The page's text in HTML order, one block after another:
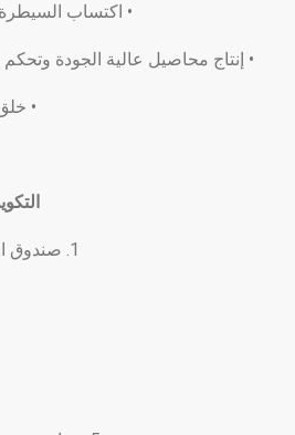
• اكتساب
• إنتاج محاصيل عالية الجودة
•
1. صندوق التحكم الكهربائي والمحرك